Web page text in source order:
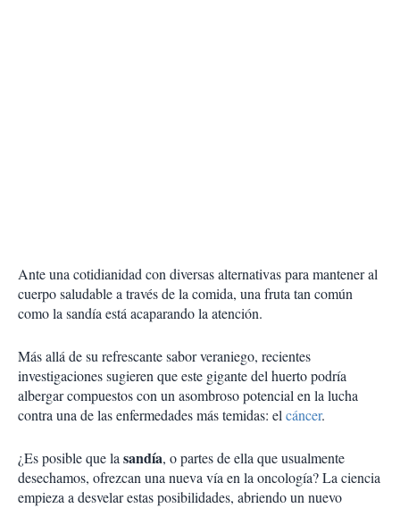
Ante una cotidianidad con diversas alternativas para mantener al
cuerpo saludable a través de la comida, una fruta tan común
como la sandía está acaparando la atención.
Más allá de su refrescante sabor veraniego, recientes
investigaciones sugieren que este gigante del huerto podría
albergar compuestos con un asombroso potencial en la lucha
contra una de las enfermedades más temidas: elcáncer.
¿Es posible que lasandía, o partes de ella que usualmente
desechamos, ofrezcan una nueva vía en la oncología? La ciencia
empieza a desvelar estas posibilidades, abriendo un nuevo